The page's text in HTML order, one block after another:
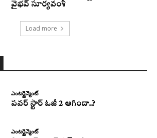
వైభవ్ సూర్యవంశీ
Load more
ఎంటర్టైన్మెంట్
పవర్ స్టార్ ఓజీ 2 ఆగిందా..?
ఎంటర్టైన్మెంట్